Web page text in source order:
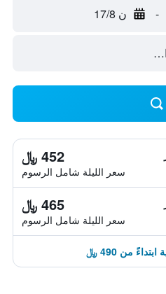
- ن 17/8
452 ﷼
سعر الليلة شامل الرسوم
465 ﷼
سعر الليلة شامل الرسوم